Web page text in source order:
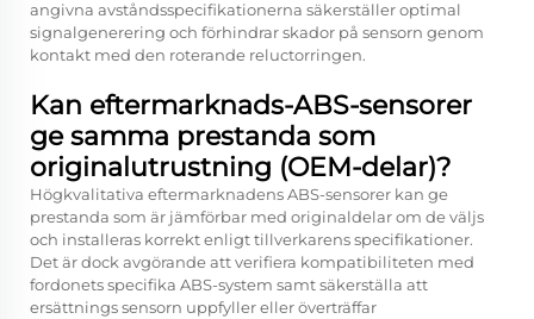
angivna avståndsspecifikationerna säkerställer optimal
signalgenerering och förhindrar skador på sensorn genom
kontakt med den roterande reluctorringen.
Kan eftermarknads-ABS-sensorer
ge samma prestanda som
originalutrustning (OEM-delar)?
Högkvalitativa eftermarknadens ABS-sensorer kan ge
prestanda som är jämförbar med originaldelar om de väljs
och installeras korrekt enligt tillverkarens specifikationer.
Det är dock avgörande att verifiera kompatibiliteten med
fordonets specifika ABS-system samt säkerställa att
ersättnings sensorn uppfyller eller överträffar